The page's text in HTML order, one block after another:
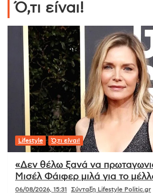
Ό,τι είναι!
Lifestyle Ό,τι είναι!
«Δεν θέλω ξανά να
Μισέλ Φάιφερ μιλά για το
06/08/2026, 15:31 Σύνταξη Lifestyle Politic.gr